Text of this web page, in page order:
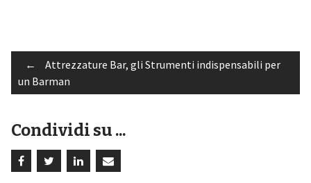
Post
navigation
←
Attrezzature Bar, gli Strumenti indispensabili per
un Barman
Condividi su ...